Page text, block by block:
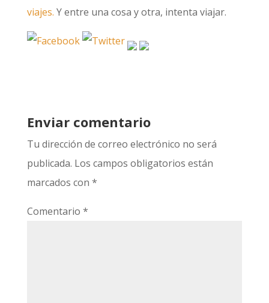
viajes. Y entre una cosa y otra, intenta viajar.
Enviar comentario
Tu dirección de correo electrónico no será
publicada. Los campos obligatorios están
marcados con *
Comentario *